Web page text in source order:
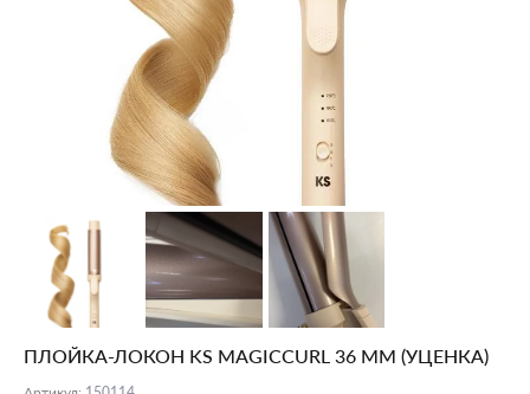
ПЛОЙКА-ЛОКОН KS MAGICCURL 36 ММ (УЦЕНКА)